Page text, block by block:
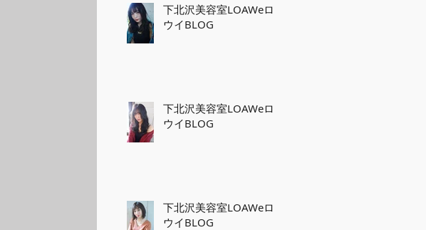
下北沢美容室LOAWeロ
ウイBLOG
下北沢美容室LOAWeロ
ウイBLOG
下北沢美容室LOAWeロ
ウイBLOG